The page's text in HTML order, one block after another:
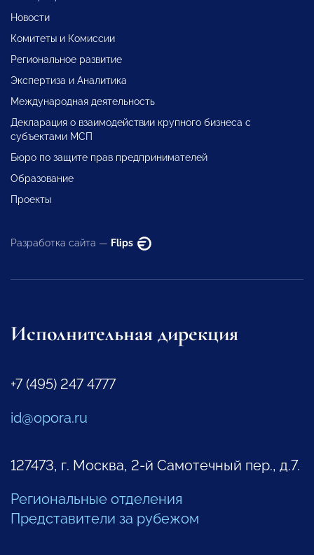
Новости
Комитеты и Комиссии
Региональное развитие
Экспертиза и Аналитика
Международная деятельность
Декларация о взаимодействии крупного бизнеса с
субъектами МСП
Бюро по защите прав предпринимателей
Образование
Проекты
Разработка сайта — Flips
Исполнительная дирекция
+7 (495) 247 4777
id@opora.ru
127473, г. Москва, 2-й Самотечный пер., д.7.
Региональные отделения
Представители за рубежом